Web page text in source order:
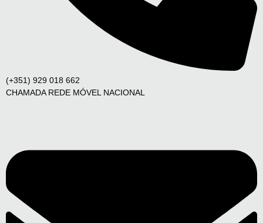
(+351) 929 018 662
CHAMADA REDE MÓVEL NACIONAL